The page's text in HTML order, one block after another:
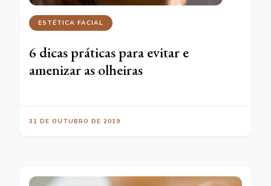
ESTÉTICA FACIAL
6 dicas práticas para evitar e
amenizar as olheiras
31 DE OUTUBRO DE 2019